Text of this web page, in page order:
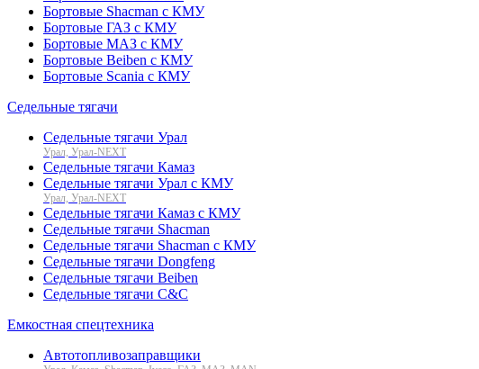
Бортовые Shacman с КМУ
Бортовые ГАЗ с КМУ
Бортовые МАЗ с КМУ
Бортовые Beiben с КМУ
Бортовые Scania с КМУ
Седельные тягачи
Седельные тягачи Урал
Урал, Урал-NEXT
Седельные тягачи Камаз
Седельные тягачи Урал с КМУ
Урал, Урал-NEXT
Седельные тягачи Камаз с КМУ
Седельные тягачи Shacman
Седельные тягачи Shacman с КМУ
Седельные тягачи Dongfeng
Седельные тягачи Beiben
Седельные тягачи C&C
Емкостная спецтехника
Автотопливозаправщики